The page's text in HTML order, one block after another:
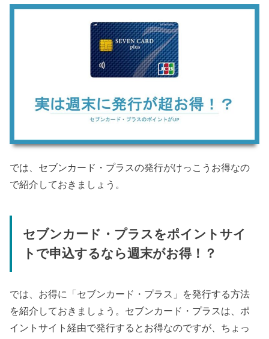
では、セブンカード・プラスの発行がけっこうお得なの
で紹介しておきましょう。
セブンカード・プラスをポイントサイ
トで申込するなら週末がお得！？
では、お得に「セブンカード・プラス」を発行する方法
を紹介しておきましょう。セブンカード・プラスは、ポ
イントサイト経由で発行するとお得なのですが、ちょっ